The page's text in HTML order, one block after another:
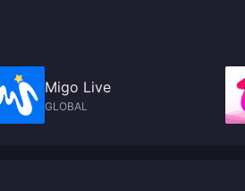
Migo Live
GLOBAL